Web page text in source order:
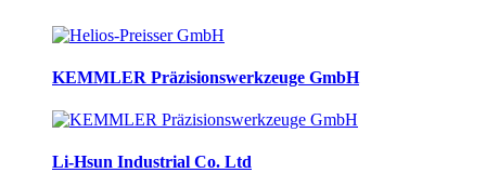
KEMMLER Präzisionswerkzeuge GmbH
Li-Hsun Industrial Co. Ltd